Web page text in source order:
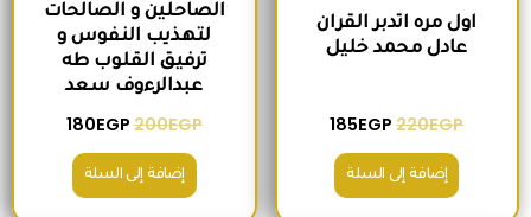
اول مره اتدبر القران
عادل محمد خليل
220EGP
185EGP
إضافة إلى السلة
الصاحلين و الصالحات
لتهذيب النفوس و
ترفيق القلوب طه
عبدالرءوف سعد
200EGP
180EGP
إضافة إلى السلة